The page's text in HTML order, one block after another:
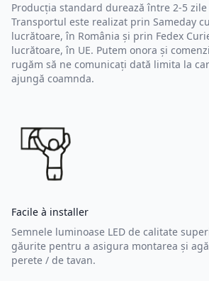
Producția standard durează între 2-5
Transportul este realizat prin Sameday
lucrătoare, în România și prin Fedex
lucrătoare, în UE. Putem onora și
rugăm să ne comunicați dată limita la
ajungă coamnda.
Facile à installer
Semnele luminoase LED de calitate
găurite pentru a asigura montarea și
perete / de tavan.